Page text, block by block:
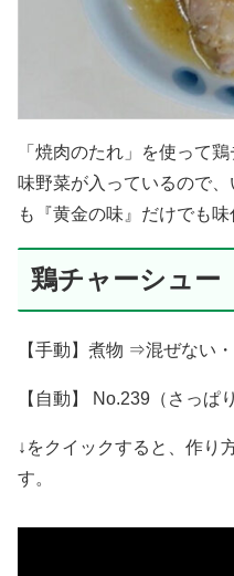
「焼肉のたれ」を使って
味野菜が入っているので
も『黄金の味』だけでも味
鶏チャーシュー
【手動】煮物 ⇒混ぜない
【自動】 No.239（さっぱ
↓をクイックすると、作り
す。